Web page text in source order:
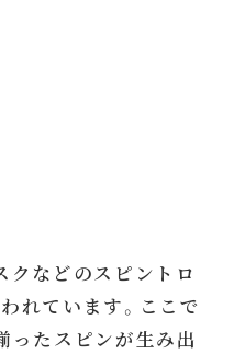
クなどのスピントロ
れています。ここで
ったスピンが生み出